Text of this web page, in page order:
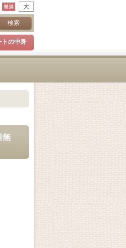
トの中身
無